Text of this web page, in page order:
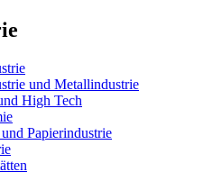
und Metallindustrie
High Tech
Papierindustrie